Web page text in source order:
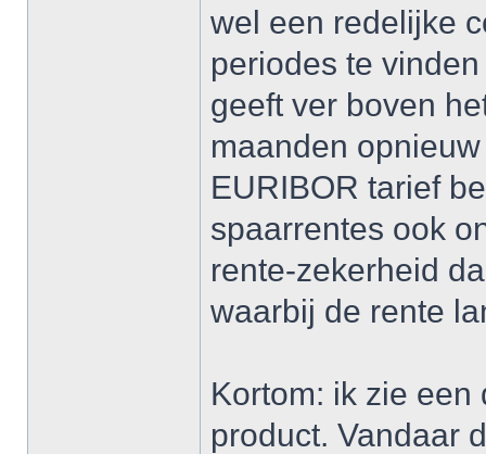
wel een redelijke
periodes te
geeft ver boven
maanden
EURIBOR tarief
spaarrentes ook
rente-zekerheid
waarbij de rente
Kortom: ik zie
product. Vandaar